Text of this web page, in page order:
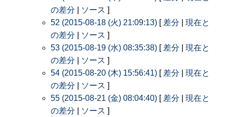
の差分
ソース ]
52 (2015-08-18 (火) 21:09:13) [ 差分
現在と
の差分
ソース ]
53 (2015-08-19 (水) 08:35:38) [ 差分
現在と
の差分
ソース ]
54 (2015-08-20 (木) 15:56:41) [ 差分
現在と
の差分
ソース ]
55 (2015-08-21 (金) 08:04:40) [ 差分
現在と
の差分
ソース ]